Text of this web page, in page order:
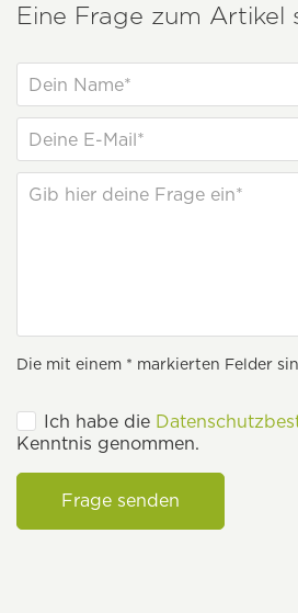
Eine Frage zum Artikel
Die mit einem * markierten Felder
Ich habe die
Kenntnis genommen.
Frage senden